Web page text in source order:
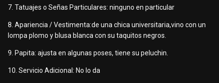
7. Tatuajes o Señas Particulares: ninguno en particular
8. Apariencia / Vestimenta:de una chica universitaria,vino con un
lompa plomo y blusa blanca con su taquitos negros.
9. Papita: ajusta en algunas poses, tiene su peluchin.
10. Servicio Adicional: No lo da